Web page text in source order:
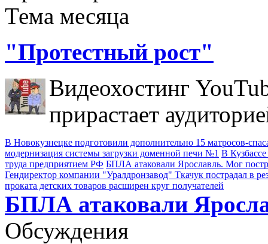
Тема месяца
"Протестный рост"
Видеохостинг
прирастает
В Новокузнецке подготовили дополнительно 15 матросов-
модернизация системы загрузки доменной печи №1 В
труда предприятием РФ БПЛА атаковали Ярославль. Мог
Гендиректор компании "Уралдронзавод" Ткачук пострадал в
проката детских товаров расширен круг получателей
БПЛА атаковали
Обсуждения